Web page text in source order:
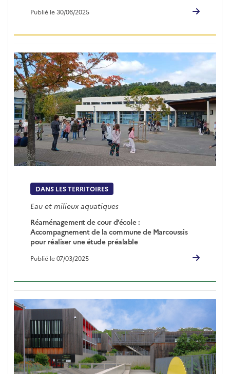
Publié le 30/06/2025
DANS LES TERRITOIRES
Eau et milieux aquatiques
Réaménagement de cour d’école :
Accompagnement de la commune de Marcoussis
pour réaliser une étude préalable
Publié le 07/03/2025